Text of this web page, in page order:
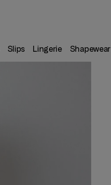
Slips Lingerie Shapewear